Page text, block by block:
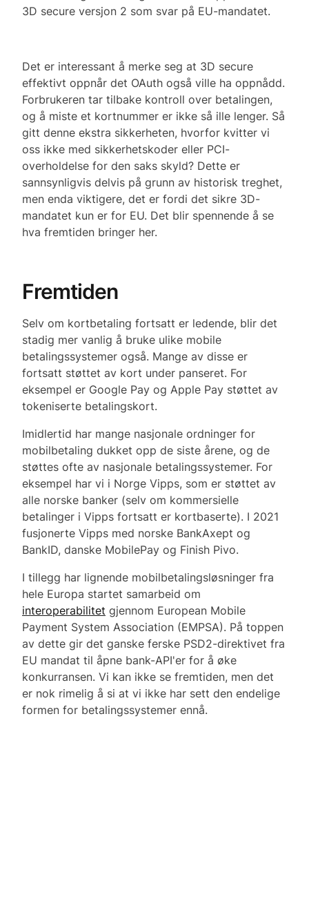
3D secure versjon 2 som svar på EU-mandatet.
Det er interessant å merke seg at 3D secure
effektivt oppnår det OAuth også ville ha oppnådd.
Forbrukeren tar tilbake kontroll over betalingen,
og å miste et kortnummer er ikke så ille lenger. Så
gitt denne ekstra sikkerheten, hvorfor kvitter vi
oss ikke med sikkerhetskoder eller PCI-
overholdelse for den saks skyld? Dette er
sannsynligvis delvis på grunn av historisk treghet,
men enda viktigere, det er fordi det sikre 3D-
mandatet kun er for EU. Det blir spennende å se
hva fremtiden bringer her.
Fremtiden
Selv om kortbetaling fortsatt er ledende, blir det
stadig mer vanlig å bruke ulike mobile
betalingssystemer også. Mange av disse er
fortsatt støttet av kort under panseret. For
eksempel er Google Pay og Apple Pay støttet av
tokeniserte betalingskort.
Imidlertid har mange nasjonale ordninger for
mobilbetaling dukket opp de siste årene, og de
støttes ofte av nasjonale betalingssystemer. For
eksempel har vi i Norge Vipps, som er støttet av
alle norske banker (selv om kommersielle
betalinger i Vipps fortsatt er kortbaserte). I 2021
fusjonerte Vipps med norske BankAxept og
BankID, danske MobilePay og Finish Pivo.
I tillegg har lignende mobilbetalingsløsninger fra
hele Europa startet samarbeid om
interoperabilitet gjennom European Mobile
Payment System Association (EMPSA). På toppen
av dette gir det ganske ferske PSD2-direktivet fra
EU mandat til åpne bank-API'er for å øke
konkurransen. Vi kan ikke se fremtiden, men det
er nok rimelig å si at vi ikke har sett den endelige
formen for betalingssystemer ennå.